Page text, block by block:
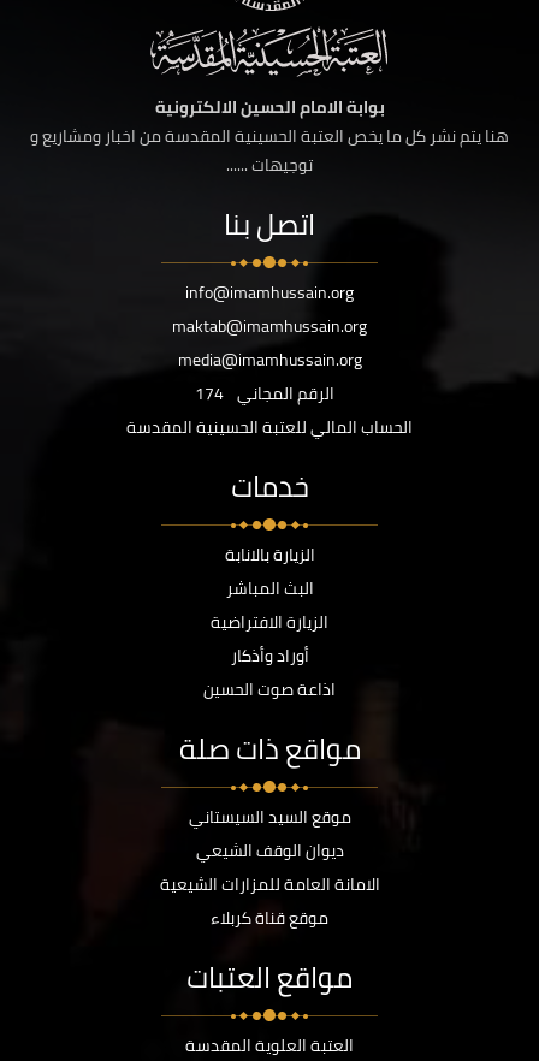
بوابة الامام الحسين الالكترونية
هنا يتم نشر كل ما يخص العتبة الحسينية المقدسة من اخبار ومشاريع و
توجيهات ......
اتصل بنا
info@imamhussain.org
maktab@imamhussain.org
media@imamhussain.org
الرقم المجاني 174
الحساب المالي للعتبة الحسينية المقدسة
خدمات
الزيارة بالانابة
البث المباشر
الزيارة الافتراضية
أوراد وأذكار
اذاعة صوت الحسين
مواقع ذات صلة
موقع السيد السيستاني
ديوان الوقف الشيعي
الامانة العامة للمزارات الشيعية
موقع قناة كربلاء
مواقع العتبات
العتبة العلوية المقدسة